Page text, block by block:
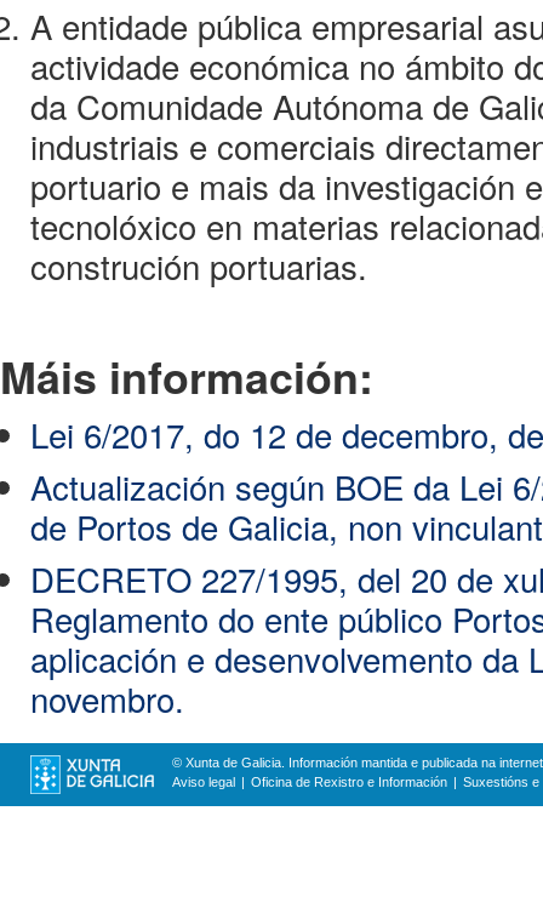
A entidade pública empresarial
actividade económica no ámbito
da Comunidade Autónoma de
industriais e comerciais
portuario e mais da investigación
tecnolóxico en materias
construción portuarias.
Máis información:
Lei 6/2017, do 12 de decembro,
Actualización según BOE da Lei
de Portos de Galicia, non
DECRETO 227/1995, del 20 de
Reglamento do ente público
aplicación e desenvolvemento da
novembro.
© Xunta de Galicia. Información mantida e publicada na
Aviso legal
Oficina de Rexistro e Información Suxestións e